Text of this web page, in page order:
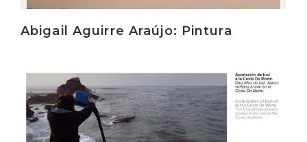
Abigail Aguirre Araújo: Pintura
Irakurri